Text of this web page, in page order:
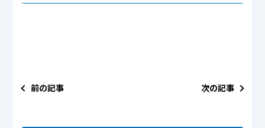
前の記事 次の記事